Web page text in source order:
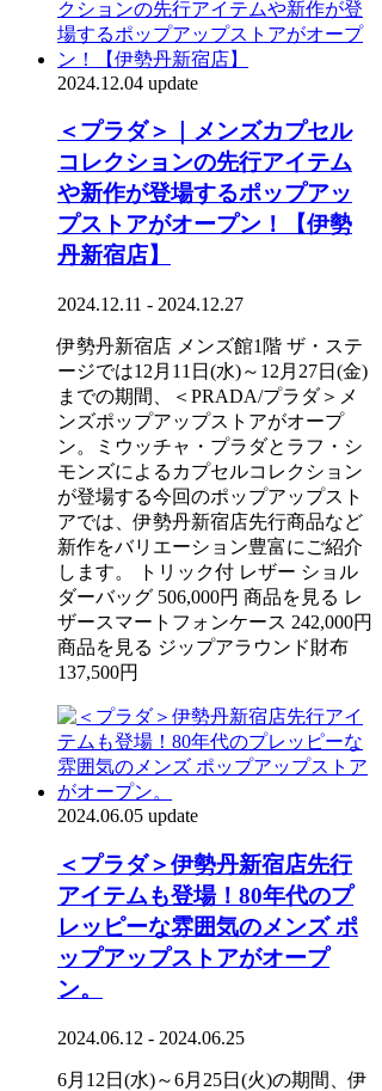
2024.12.04 update
＜プラダ＞｜メンズカプセル
コレクションの先行アイテム
や新作が登場するポップアッ
プストアがオープン！【伊勢
丹新宿店】
2024.12.11 - 2024.12.27
伊勢丹新宿店 メンズ館1階 ザ・ステ
ージでは12月11日(水)～12月27日(金)
までの期間、＜PRADA/プラダ＞メ
ンズポップアップストアがオープ
ン。ミウッチャ・プラダとラフ・シ
モンズによるカプセルコレクション
が登場する今回のポップアップスト
アでは、伊勢丹新宿店先行商品など
新作をバリエーション豊富にご紹介
します。 トリック付 レザー ショル
ダーバッグ 506,000円 商品を見る レ
ザースマートフォンケース 242,000円
商品を見る ジップアラウンド財布
137,500円
2024.06.05 update
＜プラダ＞伊勢丹新宿店先⾏
アイテムも登場！80年代のプ
レッピーな雰囲気のメンズ ポ
ップアップストアがオープ
ン。
2024.06.12 - 2024.06.25
6⽉12⽇(⽔)～6⽉25⽇(⽕)の期間、伊